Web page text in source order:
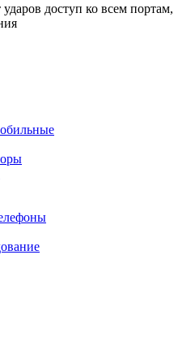
доступ ко всем портам,